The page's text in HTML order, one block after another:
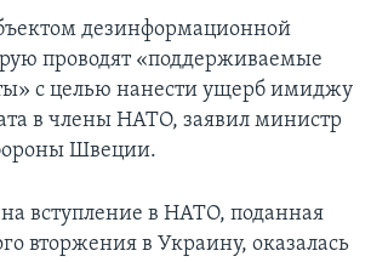
дезинформационной
проводят «поддерживаемые
с целью нанести ущерб имиджу
в члены НАТО, заявил министр
Швеции.
вступление в НАТО, поданная
вторжения в Украину, оказалась